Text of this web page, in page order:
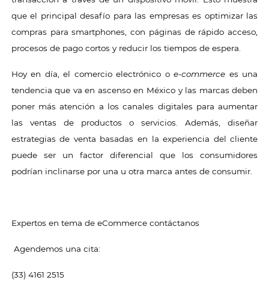
que el principal desafío para las empresas es optimizar las
compras para smartphones, con páginas de rápido acceso,
procesos de pago cortos y reducir los tiempos de espera.
Hoy en día, el comercio electrónico oe-commerce es una
tendencia que va en ascenso en México y las marcas deben
poner más atención a los canales digitales para aumentar
las ventas de productos o servicios. Además, diseñar
estrategias de venta basadas en la experiencia del cliente
puede ser un factor diferencial que los consumidores
podrían inclinarse por una u otra marca antes de consumir.
Expertos en tema de eCommerce contáctanos
Agendemos una cita:
(33) 4161 2515